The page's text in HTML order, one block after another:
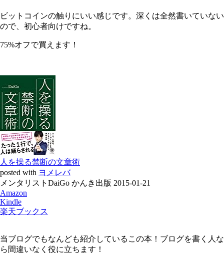
ビットコインの触りにいい感じです。深くは全然書いていない
ので、初心者向けですね。
75%オフで買えます！
人を操る禁断の文章術
posted with ヨメレバ
メンタリストDaiGo かんき出版 2015-01-21
Amazon
Kindle
楽天ブックス
当ブログでもなんども紹介しているこの本！ブログを書く人な
ら間違いなく役に立ちます！